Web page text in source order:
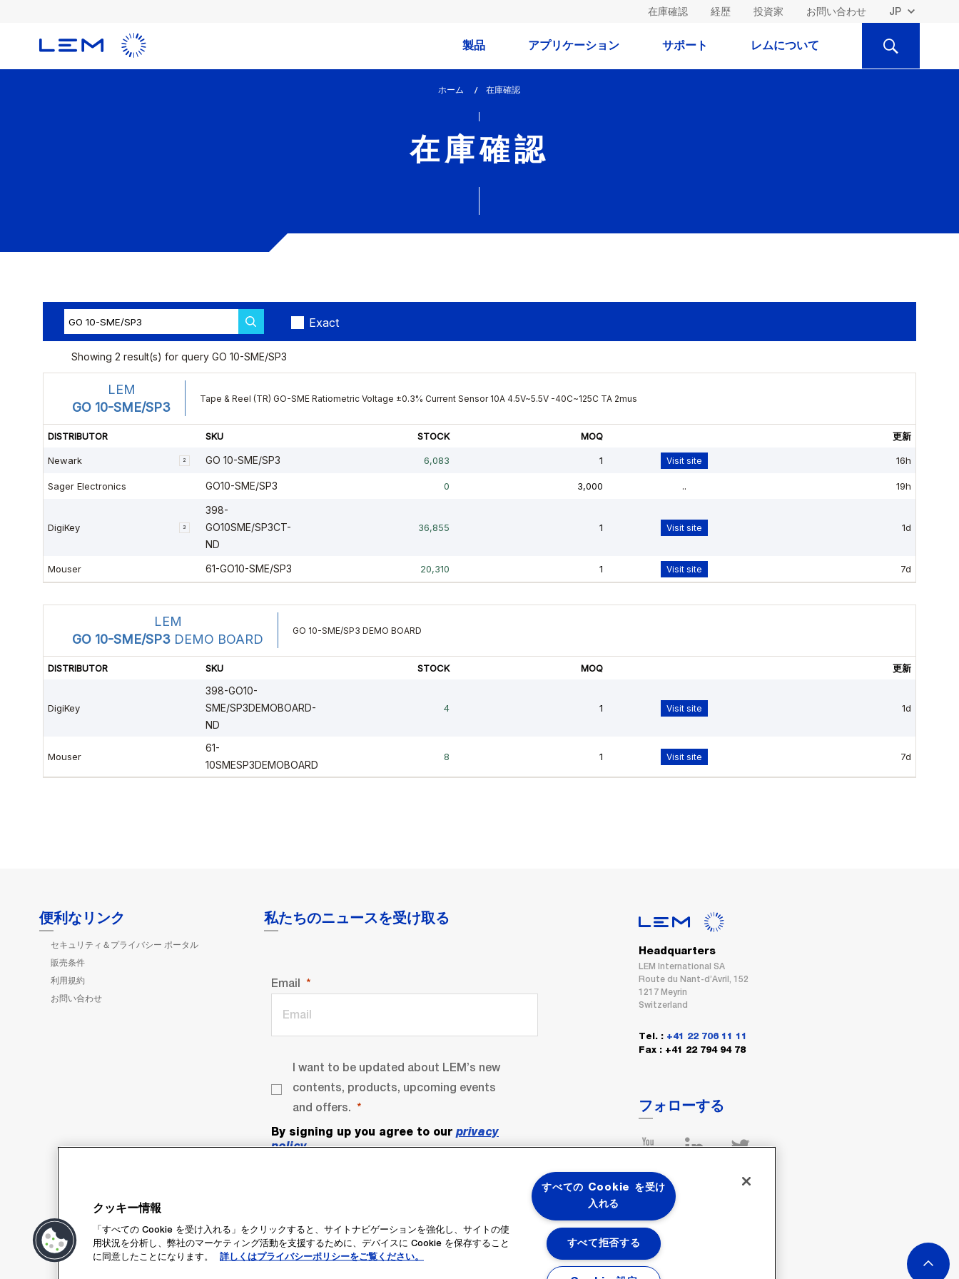
在庫確認 経歴 投資家 お問い合わせ
製品 アプリケーション サポート レムについて
検
ホーム
lem_current_page
在庫確認
在庫確認
便利なリンク
セキュリティ＆プライバシー ポータル
販売条件
利用規約
お問い合わせ
私たちのニュースを受け取る
Email
I want to be updated about LEM’s new
contents, products, upcoming events
and offers.
By signing up you agree to our privacy
policy.
Headquarters
LEM International SA
Route du Nant-d’Avril, 152
1217 Meyrin
Switzerland
Tel. : +41 22 706 11 11
Fax : +41 22 794 94 78
フォローする
クッキー情報
「すべての Cookie を受け入れる」をクリックすると、サイトナビゲーションを強化し、サイトの使
用状況を分析し、弊社のマーケティング活動を支援するために、デバイスに Cookie を保存すること
に同意したことになります。
詳しくはプライバシーポリシーをご覧ください。
すべての Cookie を受け
入れる
すべて拒否する